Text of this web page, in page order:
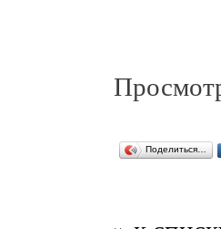
Поделиться…